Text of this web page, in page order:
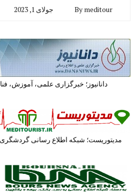
By meditour جولای 1, 2023
دانانیوز؛ خبرگزاری علمی، آموزش،
مدیتوریست؛ شبکه اطلاع رسانی